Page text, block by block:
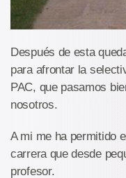
Después de esta
para afrontar la
PAC, que pasamos
nosotros.
A mi me ha permitido
carrera que desde
profesor.